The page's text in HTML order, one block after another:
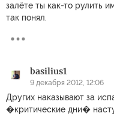
залёте ты как-то рулить
так понял.
basilius1
9 декабря 2012, 12:06
Других наказывают за
�критические дни�